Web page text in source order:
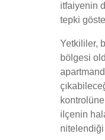
itfaiyenin
tepki
Yetkililer,
bölgesi
ilçenin